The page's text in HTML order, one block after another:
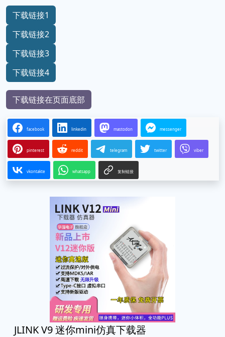
下载链接1
下载链接2
下载链接3
下载链接4
下载链接在页面底部
facebook linkedin mastodon messenger
pinterest reddit telegram twitter viber
vkontakte whatsapp 复制链接
JLINK V9 迷你mini仿真下载器